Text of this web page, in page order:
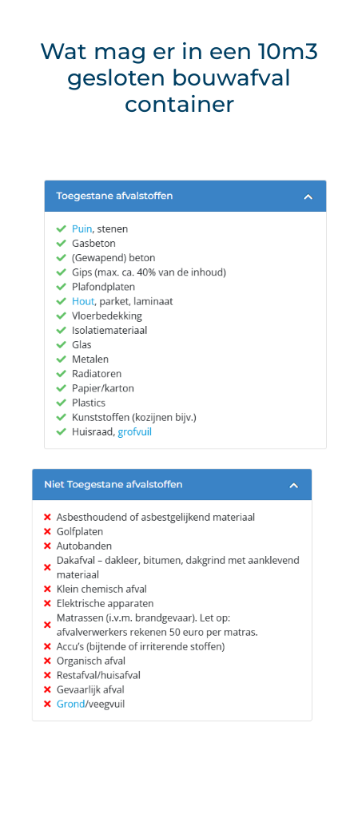
Wat mag er in een 10m3
gesloten bouwafval
container